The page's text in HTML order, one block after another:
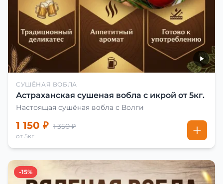
СУШЁНАЯ ВОБЛА
Астраханская сушеная вобла с икрой от 5кг.
Настоящая сушёная вобла с Волги
1 150 ₽ 1 350 ₽
от 5кг
-15%